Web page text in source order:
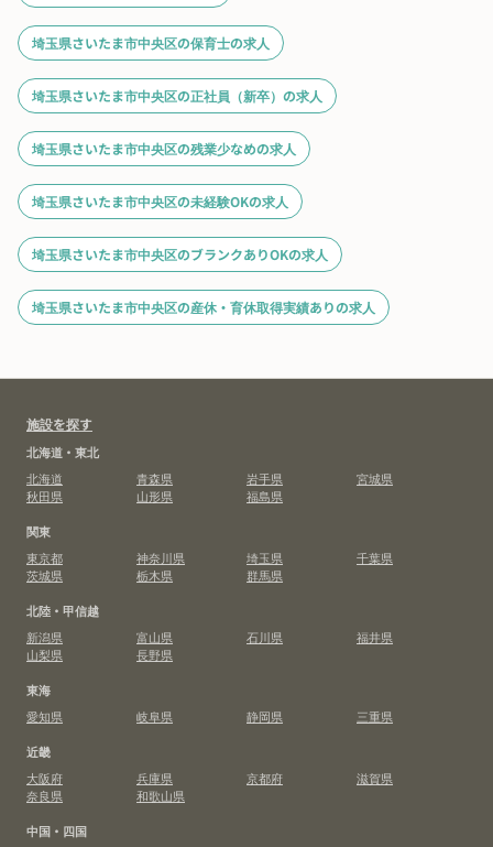
埼玉県さいたま市中央区の保育士の求人
埼玉県さいたま市中央区の正社員（新卒）の求人
埼玉県さいたま市中央区の残業少なめの求人
埼玉県さいたま市中央区の未経験OKの求人
埼玉県さいたま市中央区のブランクありOKの求人
埼玉県さいたま市中央区の産休・育休取得実績ありの求人
施設を探す
北海道・東北
北海道
青森県 岩手県
宮城県
秋田県
山形県
福島県
関東
東京都
神奈川県 埼玉県
千葉県
茨城県
栃木県
群馬県
北陸・甲信越
新潟県
富山県 石川県
福井県
山梨県
長野県
東海
愛知県
岐阜県 静岡県
三重県
近畿
大阪府
兵庫県 京都府
滋賀県
奈良県
和歌山県
中国・四国